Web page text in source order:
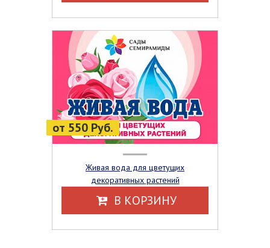
от 550 Руб.
Живая вода для цветущих
декоративных растений
В КОРЗИНУ